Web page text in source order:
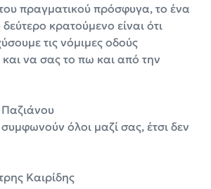
πραγματικού πρόσφυγα, το ένα
κρατούμενο είναι ότι
τις νόμιμες οδούς
να σας το πω και από την
όλοι μαζί σας, έτσι δεν
Καιρίδης